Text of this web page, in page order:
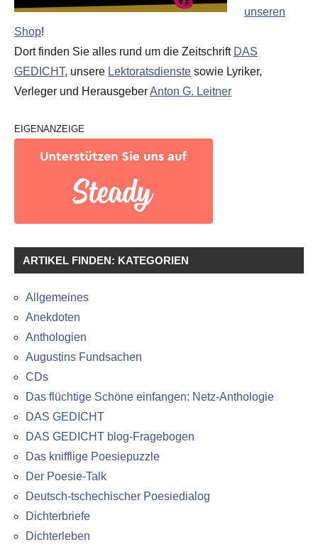
unseren
Shop!
Dort finden Sie alles rund um die Zeitschrift DAS
GEDICHT, unsere Lektoratsdienste sowie Lyriker,
Verleger und HerausgeberAnton G. Leitner
EIGENANZEIGE
ARTIKEL FINDEN: KATEGORIEN
Allgemeines
Anekdoten
Anthologien
Augustins Fundsachen
CDs
Das flüchtige Schöne einfangen: Netz-Anthologie
DAS GEDICHT
DAS GEDICHT blog-Fragebogen
Das knifflige Poesiepuzzle
Der Poesie-Talk
Deutsch-tschechischer Poesiedialog
Dichterbriefe
Dichterleben